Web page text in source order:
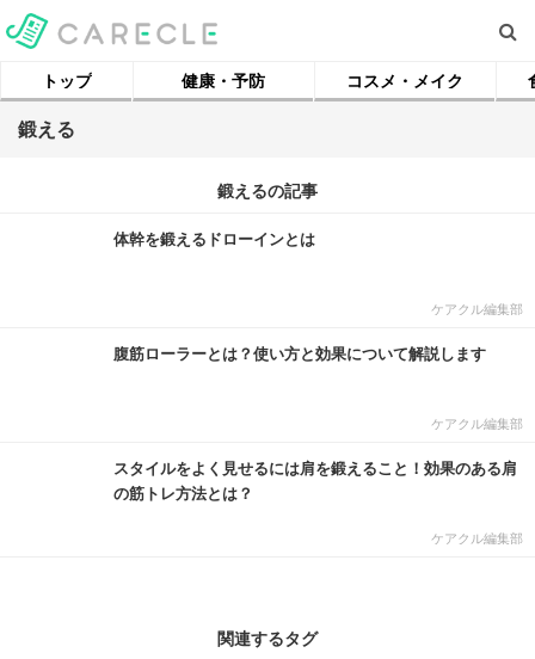
トップ 健康・予防 コスメ・メイク
鍛える
鍛えるの記事
体幹を鍛えるドローインとは
ケアクル編集部
腹筋ローラーとは？使い方と効果について解説します
ケアクル編集部
スタイルをよく見せるには肩を鍛えること！効果のある肩
の筋トレ方法とは？
ケアクル編集部
関連するタグ